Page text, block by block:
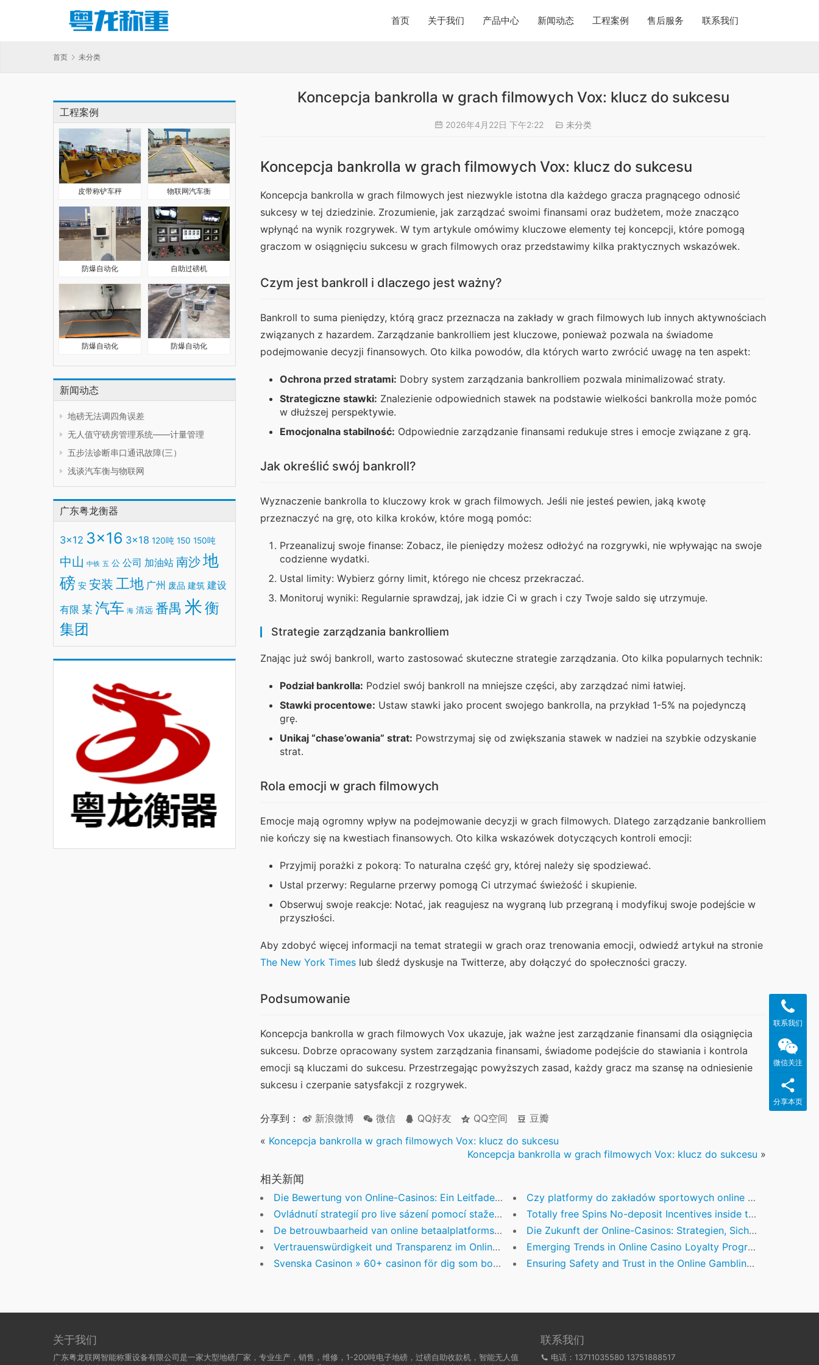
首页 关于我们 产品中心 新闻动态 工程案例 售后服务 联系我们
首页 未分类
工程案例
皮带称铲车秤 物联网汽车衡
防爆自动化 自助过磅机
防爆自动化 防爆自动化
新闻动态
地磅无法调四角误差
无人值守磅房管理系统——计量管理
五步法诊断串口通讯故障(三）
浅谈汽车衡与物联网
广东粤龙衡器
3x12 3x16 3x18 120吨 150 150吨
中山 中铁 五 公 公司 加油站 南沙地
磅 安 安装 工地 广州 废品 建筑 建设
有限 某 汽车 海 清远 番禺 米衡
集团
Koncepcja bankrolla w grach filmowych Vox: klucz do sukcesu
2026年4月22日 下午2:22 未分类
Koncepcja bankrolla w grach filmowych Vox: klucz do sukcesu
Koncepcja bankrolla w grach filmowych jest niezwykle istotna dla każdego gracza pragnącego odnosić
sukcesy w tej dziedzinie. Zrozumienie, jak zarządzać swoimi finansami oraz budżetem, może znacząco
wpłynąć na wynik rozgrywek. W tym artykule omówimy kluczowe elementy tej koncepcji, które pomogą
graczom w osiągnięciu sukcesu w grach filmowych oraz przedstawimy kilka praktycznych wskazówek.
Czym jest bankroll i dlaczego jest ważny?
Bankroll to suma pieniędzy, którą gracz przeznacza na zakłady w grach filmowych lub innych aktywnościach
związanych z hazardem. Zarządzanie bankrolliem jest kluczowe, ponieważ pozwala na świadome
podejmowanie decyzji finansowych. Oto kilka powodów, dla których warto zwrócić uwagę na ten aspekt:
Ochrona przed stratami: Dobry system zarządzania bankrolliem pozwala minimalizować straty.
Strategiczne stawki: Znalezienie odpowiednich stawek na podstawie wielkości bankrolla może pomóc
w dłuższej perspektywie.
Emocjonalna stabilność: Odpowiednie zarządzanie finansami redukuje stres i emocje związane z grą.
Jak określić swój bankroll?
Wyznaczenie bankrolla to kluczowy krok w grach filmowych. Jeśli nie jesteś pewien, jaką kwotę
przeznaczyć na grę, oto kilka kroków, które mogą pomóc:
Przeanalizuj swoje finanse: Zobacz, ile pieniędzy możesz odłożyć na rozgrywki, nie wpływając na swoje
codzienne wydatki.
Ustal limity: Wybierz górny limit, którego nie chcesz przekraczać.
Monitoruj wyniki: Regularnie sprawdzaj, jak idzie Ci w grach i czy Twoje saldo się utrzymuje.
Strategie zarządzania bankrolliem
Znając już swój bankroll, warto zastosować skuteczne strategie zarządzania. Oto kilka popularnych technik:
Podział bankrolla: Podziel swój bankroll na mniejsze części, aby zarządzać nimi łatwiej.
Stawki procentowe: Ustaw stawki jako procent swojego bankrolla, na przykład 1-5% na pojedynczą
grę.
Unikaj “chase’owania” strat: Powstrzymaj się od zwiększania stawek w nadziei na szybkie odzyskanie
strat.
Rola emocji w grach filmowych
Emocje mają ogromny wpływ na podejmowanie decyzji w grach filmowych. Dlatego zarządzanie bankrolliem
nie kończy się na kwestiach finansowych. Oto kilka wskazówek dotyczących kontroli emocji:
Przyjmij porażki z pokorą: To naturalna część gry, której należy się spodziewać.
Ustal przerwy: Regularne przerwy pomogą Ci utrzymać świeżość i skupienie.
Obserwuj swoje reakcje: Notać, jak reagujesz na wygraną lub przegraną i modyfikuj swoje podejście w
przyszłości.
The New York Times lub śledź dyskusje na Twitterze, aby dołączyć do społeczności graczy.
Podsumowanie
Koncepcja bankrolla w grach filmowych Vox ukazuje, jak ważne jest zarządzanie finansami dla osiągnięcia
sukcesu. Dobrze opracowany system zarządzania finansami, świadome podejście do stawiania i kontrola
emocji są kluczami do sukcesu. Przestrzegając powyższych zasad, każdy gracz ma szansę na odniesienie
sukcesu i czerpanie satysfakcji z rozgrywek.
分享到： 新浪微博 微信 QQ好友 QQ空间
豆瓣
« Koncepcja bankrolla w grach filmowych Vox: klucz do sukcesu
Koncepcja bankrolla w grach filmowych Vox: klucz do sukcesu »
相关新闻
Die Bewertung von Online-Casinos: Ein Leitfaden für Spieler
Czy platformy do zakładów sportowych online w Polsce są odpowiednie dla e-sportowców?
Ovládnutí strategií pro live sázení pomocí stažení Mostbet
Totally free Spins No-deposit Incentives inside the Canada 2026 Claim Now!
De betrouwbaarheid van online betaalplatforms: Een diepgaande analyse
Die Zukunft der Online-Casinos: Strategien, Sicherheit und Innovation
Vertrauenswürdigkeit und Transparenz im Online-Glücksspiel: Eine Analyse der Plattformen
Emerging Trends in Online Casino Loyalty Programs: Building Trust and Engagement
Svenska Casinon » 60+ casinon för dig som bor inom Sverige
Ensuring Safety and Trust in the Online Gambling Industry: A Case Study of Palace1
关于我们
广东粤龙联网智能称重设备有限公司是一家大型地磅厂家，专业生产，销售，维修，1-200吨电子地磅，过磅自助收款机，智能无人值
联系我们
电话：13711035580 13751888517
联系我们
微信关注
分享本页